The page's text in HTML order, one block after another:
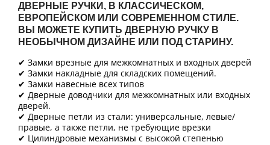
ДВЕРНЫЕ РУЧКИ, В КЛАССИЧЕСКОМ,
ЕВРОПЕЙСКОМ ИЛИ СОВРЕМЕННОМ СТИЛЕ.
ВЫ МОЖЕТЕ КУПИТЬ ДВЕРНУЮ РУЧКУ В
НЕОБЫЧНОМ ДИЗАЙНЕ ИЛИ ПОД СТАРИНУ.
✔ Замки врезные для межкомнатных и входных дверей
✔ Замки накладные для складских помещений.
✔ Замки навесные всех типов
✔ Дверные доводчики для межкомнатных или входных
дверей.
✔ Дверные петли из стали: универсальные, левые/
правые, а также петли, не требующие врезки
✔ Цилиндровые механизмы с высокой степенью